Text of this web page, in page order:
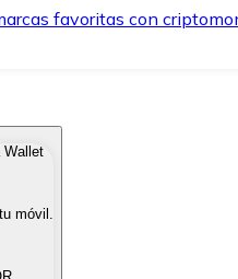
favoritas con
métodos de pago.
rápida y segura.
Wallet
móvil.